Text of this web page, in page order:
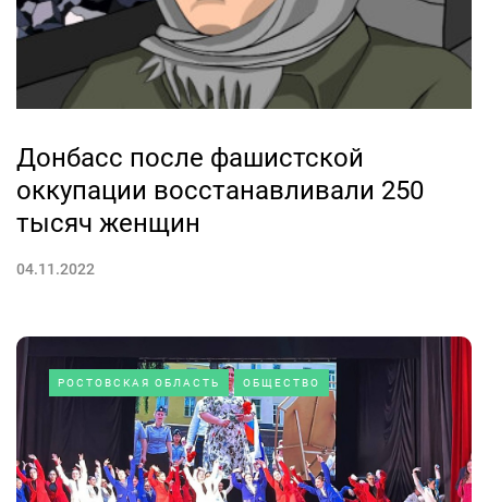
Донбасс после фашистской
оккупации восстанавливали 250
тысяч женщин
04.11.2022
РОСТОВСКАЯ ОБЛАСТЬ ОБЩЕСТВО